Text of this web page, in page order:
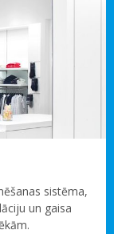
sistēma,
un gaisa